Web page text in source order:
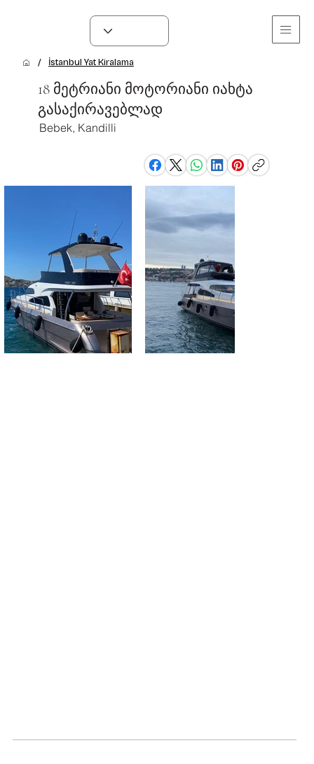
/ İstanbul Yat Kiralama
18 მეტრიანი მოტორიანი იახტა
გასაქირავებლად
Bebek, Kandilli